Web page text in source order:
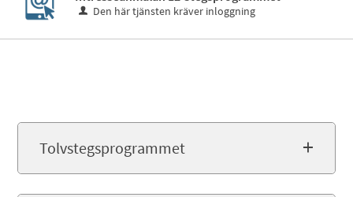
Den här tjänsten kräver inloggning
Tolvstegsprogrammet